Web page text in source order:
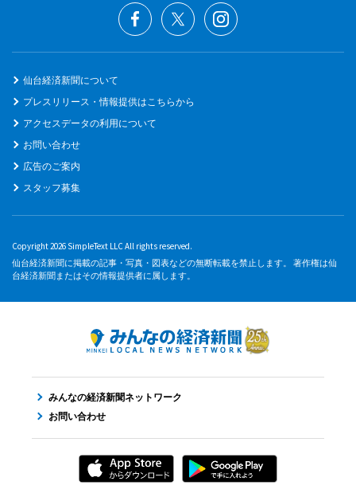
仙台経済新聞について
プレスリリース・情報提供はこちらから
アクセスデータの利用について
お問い合わせ
広告のご案内
スタッフ募集
Copyright 2026 SimpleText LLC All rights reserved.
仙台経済新聞に掲載の記事・写真・図表などの無断転載を禁止します。 著作権は仙
台経済新聞またはその情報提供者に属します。
みんなの経済新聞ネットワーク
お問い合わせ